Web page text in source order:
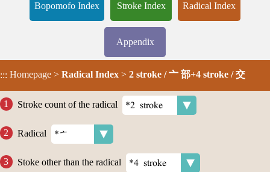
Bopomofo Index Stroke Index Radical Index
Appendix
::: Homepage > Radical Index > 2 stroke / 亠 部+4 stroke / 交
Stroke count of the radical
Radical
Stoke other than the radical